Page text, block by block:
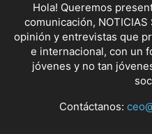
Hola! Queremos
comunicación,
opinión y entrevistas que
e internacional, con un
jóvenes y no tan
Contáctanos: